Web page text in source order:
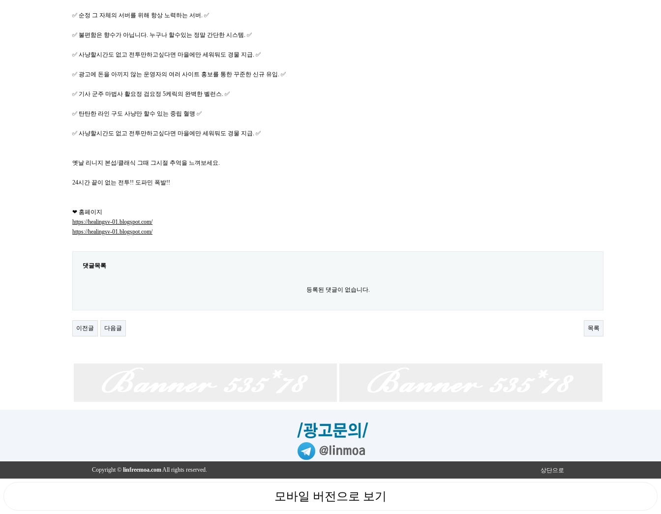
✅ 순정 그 자체의 서버를 위해 항상 노력하는 서버. ✅
✅ 불편함은 향수가 아닙니다. 누구나 할수있는 정말 간단한 시스템. ✅
✅ 사냥할시간도 없고 전투만하고싶다면 마을에만 세워둬도 경물 지급. ✅
✅ 광고에 돈을 아끼지 않는 운영자의 여러 사이트 홍보를 통한 꾸준한 신규 유입. ✅
✅ 기사 군주 마법사 활요정 검요정 5케릭의 완벽한 벨런스. ✅
✅ 탄탄한 라인 구도 사냥만 할수 있는 중립 혈맹 ✅
✅ 사냥할시간도 없고 전투만하고싶다면 마을에만 세워둬도 경물 지급. ✅
옛날 리니지 본섭/클래식 그때 그시절 추억을 느껴보세요.
24시간 끝이 없는 전투!! 도파민 폭발!!
❤ 홈페이지
https://healingsv-01.blogspot.com/
https://healingsv-01.blogspot.com/
댓글목록
등록된 댓글이 없습니다.
이전글 다음글 목록
Copyright © linfreemoa.comAll rights reserved. 상단으로
모바일 버전으로 보기